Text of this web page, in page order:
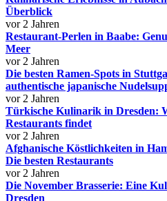
Überblick
vor 2 Jahren
Restaurant-Perlen in Baabe:
Meer
vor 2 Jahren
Die besten Ramen-Spots in
authentische japanische
vor 2 Jahren
Türkische Kulinarik in Dresden:
Restaurants findet
vor 2 Jahren
Afghanische Köstlichkeiten in
Die besten Restaurants
vor 2 Jahren
Die November Brasserie: Eine
Dresden